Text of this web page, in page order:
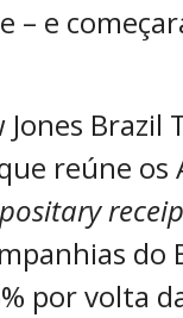
– e
Jones Brazil
reúne os
do
por volta